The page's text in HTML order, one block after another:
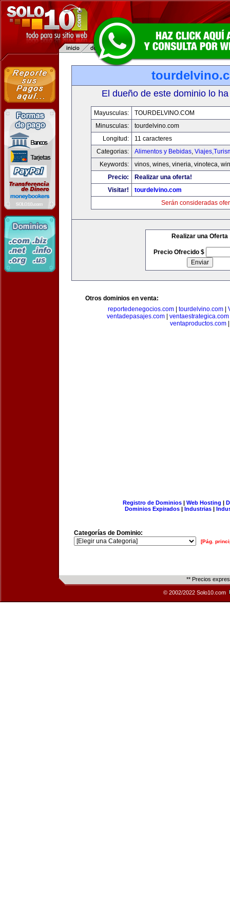
El dueño de este dominio lo
Mayusculas:
TOURDELVINO.COM
Minusculas:
tourdelvino.com
Longitud:
11 caracteres
Categorias:
Alimentos y Bebidas,
Keywords:
vinos, wines, vineria, vinoteca,
Precio:
Realizar una oferta!
Visitar!
tourdelvino.com
Serán consideradas
Realizar una Oferta
Precio Ofrecido $
Otros dominios en venta:
reportedenegocios.com| tourdelvino.com|
ventadepasajes.com
ventaestrategica.com
ventaproductos.com
Registro de Dominios| Web Hosting |
Dominios Expirados | Industrias |
Categorías de Dominio:
[Pág.
** Precios
© 2002/2022 Solo10.com